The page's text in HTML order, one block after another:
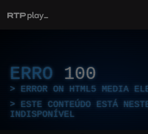
ERRO 100
ERROR ON HTML5 MEDIA
ESTE CONTEÚDO ESTÁ
INDISPONÍVEL